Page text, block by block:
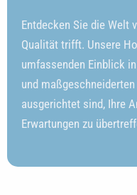
Entdecken Sie die Welt
Qualität trifft. Unsere
umfassenden Einblick
und
ausgerichtet sind, Ihre
Erwartungen zu